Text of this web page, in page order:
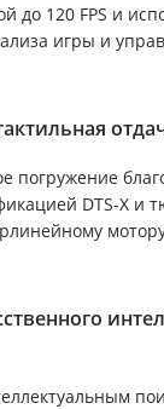
до 120 FPS и
игры и
погружение
DTS-X и